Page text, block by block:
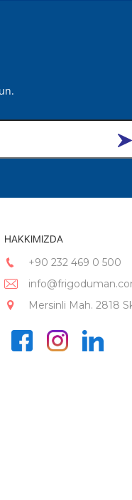
HAKKIMIZDA
+90 232 469 0 500
Mersinli Mah. 2818